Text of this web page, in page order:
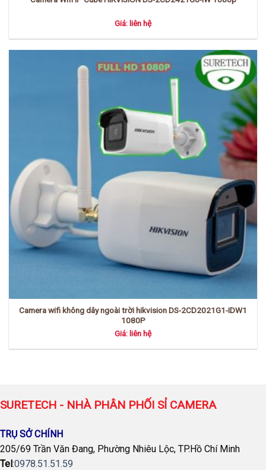
Giá: liên hệ
Camera wifi không dây ngoài trời hikvision DS-2CD2021G1-IDW1
1080P
Giá: liên hệ
SURETECH - NHÀ PHÂN PHỐI SỈ CAMERA
TRỤ SỞ CHÍNH
205/69 Trần Văn Đang, Phường Nhiêu Lộc, TP.Hồ Chí Minh
Tel:0978.51.51.59